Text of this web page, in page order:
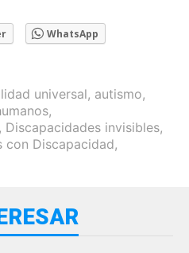
WhatsApp
universal, autismo,
,
, Discapacidades invisibles,
con Discapacidad,